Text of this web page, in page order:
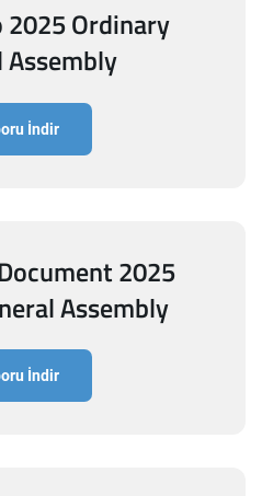
Ordinary
Assembly
İndir
2025
Assembly
İndir